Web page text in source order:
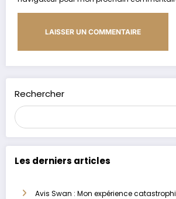
Rechercher
Les derniers articles
Avis Swan : Mon expérience